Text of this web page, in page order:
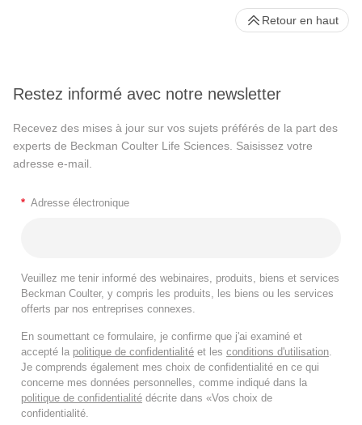
Restez informé avec notre newsletter
Recevez des mises à jour sur vos sujets préférés de la part des
experts de Beckman Coulter Life Sciences. Saisissez votre
adresse e-mail.
* Adresse électronique
Veuillez me tenir informé des webinaires, produits, biens et services
Beckman Coulter, y compris les produits, les biens ou les services
offerts par nos entreprises connexes.
En soumettant ce formulaire, je confirme que j'ai examiné et
accepté la politique de confidentialité et les conditions d'utilisation.
Je comprends également mes choix de confidentialité en ce qui
concerne mes données personnelles, comme indiqué dans la
politique de confidentialité décrite dans «Vos choix de
confidentialité.
Retour en haut